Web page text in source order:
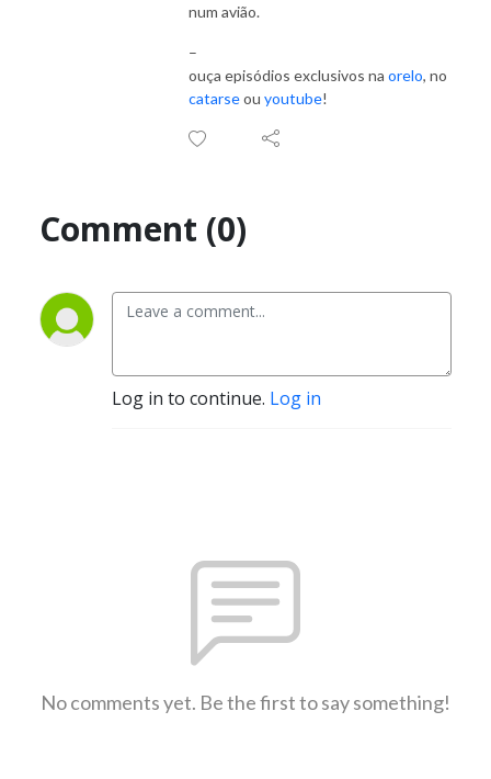
num avião.
–
ouça episódios exclusivos na orelo, no
catarseou youtube!
Comment (0)
Log in to continue. Log in
No comments yet. Be the first to say something!